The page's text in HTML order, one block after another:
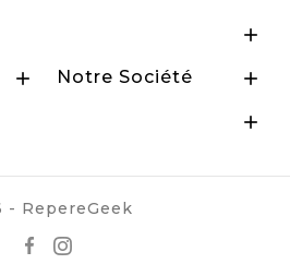

 Notre Société 

- RepereGeek